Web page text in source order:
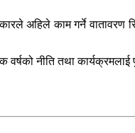
अहिले काम गर्ने वातावरण
नीति तथा